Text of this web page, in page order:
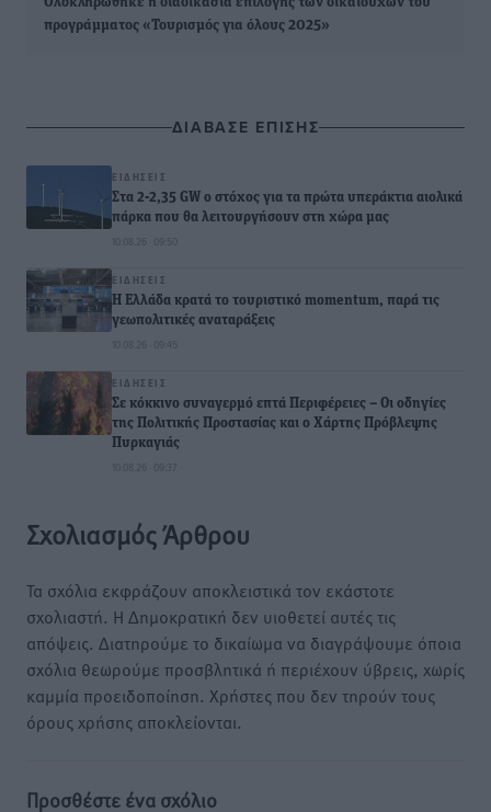
προγράμματος «Τουρισμός για όλους 2025»
ΔΙΑΒΑΣΕ ΕΠΙΣΗΣ
ΕΙΔΉΣΕΙΣ
Στα 2-2,35 GW ο στόχος για τα πρώτα υπεράκτια αιολικά
πάρκα που θα λειτουργήσουν στη χώρα μας
10.08.26 · 09:50
ΕΙΔΉΣΕΙΣ
Η Ελλάδα κρατά το τουριστικό momentum, παρά τις
γεωπολιτικές αναταράξεις
10.08.26 · 09:45
ΕΙΔΉΣΕΙΣ
Σε κόκκινο συναγερμό επτά Περιφέρειες – Οι οδηγίες
της Πολιτικής Προστασίας και ο Χάρτης Πρόβλεψης
Πυρκαγιάς
10.08.26 · 09:37
Σχολιασμός Άρθρου
Τα σχόλια εκφράζουν αποκλειστικά τον εκάστοτε
σχολιαστή. Η Δημοκρατική δεν υιοθετεί αυτές τις
απόψεις. Διατηρούμε το δικαίωμα να διαγράψουμε όποια
σχόλια θεωρούμε προσβλητικά ή περιέχουν ύβρεις, χωρίς
καμμία προειδοποίηση. Χρήστες που δεν τηρούν τους
όρους χρήσης αποκλείονται.
Προσθέστε ένα σχόλιο